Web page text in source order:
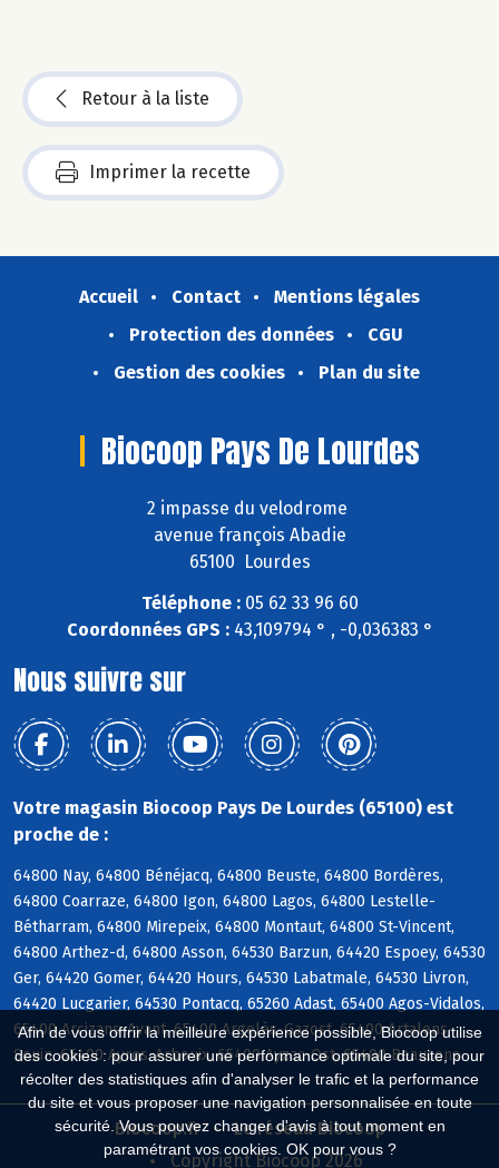
Afin de vous offrir la meilleure expérience possible, Biocoop utilise
des cookies : pour assurer une performance optimale du site, pour
récolter des statistiques afin d'analyser le trafic et la performance
du site et vous proposer une navigation personnalisée en toute
sécurité. Vous pouvez changer d'avis à tout moment en
paramétrant vos cookies. OK pour vous ?
Retour à la liste
Imprimer la recette
Accueil Contact
Mentions légales
Protection des données
CGU
Gestion des cookies
Plan du site
Biocoop Pays De Lourdes
2 impasse du velodrome
avenue françois Abadie
65100 Lourdes
Téléphone :05 62 33 96 60
Coordonnées GPS :43,109794 ° , -0,036383 °
Nous suivre sur
Votre magasin Biocoop Pays De Lourdes (65100) est
proche de :
64800 Nay, 64800 Bénéjacq, 64800 Beuste, 64800 Bordères,
64800 Coarraze, 64800 Igon, 64800 Lagos, 64800 Lestelle-
Bétharram, 64800 Mirepeix, 64800 Montaut, 64800 St-Vincent,
64800 Arthez-d, 64800 Asson, 64530 Barzun, 64420 Espoey, 64530
Ger, 64420 Gomer, 64420 Hours, 64530 Labatmale, 64530 Livron,
64420 Lucgarier, 64530 Pontacq, 65260 Adast, 65400 Agos-Vidalos,
65400 Arcizans-Avant, 65400 Argelès-Gazost, 65400 Artalens-
Souin, 65400 Ayros-Arbouix, 65400 Ayzac-Ost, 65400 Beaucens
Biocoop.fr
Le réseau Biocoop
Copyright Biocoop 2026